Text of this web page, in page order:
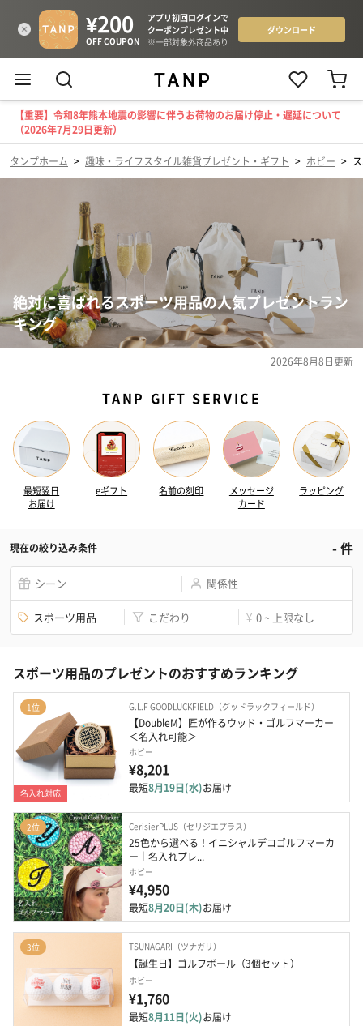
【重要】令和8年熊本地震の影響に伴うお荷物のお届け停止・遅延について
（2026年7月29日更新）
タンプホーム > 趣味・ライフスタイル雑貨プレゼント・ギフト > ホビー >
絶対に喜ばれるスポーツ用品の人気プレゼントラン
キング
2026年8月8日更新
TANP GIFT SERVICE
最短翌日
お届け
eギフト 名前の刻印
メッセージ
カード
ラッピング
現在の絞り込み条件 -件
シーン 関係性
スポーツ用品 こだわり ¥ 0 ~ 上限なし
スポーツ用品のプレゼントのおすすめランキング
1位
名入れ対応
G.L.F GOODLUCKFIELD（グッドラックフィールド）
【DoubleM】匠が作るウッド・ゴルフマーカー
＜名入れ可能＞
ホビー
¥8,201
最短8月19日(水)お届け
2位 CerisierPLUS（セリジエプラス）
25色から選べる！イニシャルデコゴルフマーカ
ー｜名入れプレ...
ホビー
¥4,950
最短8月20日(木)お届け
3位 TSUNAGARI（ツナガリ）
【誕生日】ゴルフボール（3個セット）
ホビー
¥1,760
最短8月11日(火)お届け